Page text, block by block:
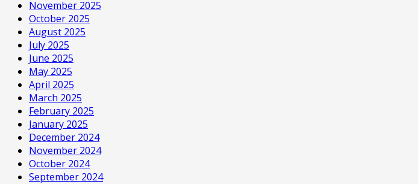
November 2025
October 2025
August 2025
July 2025
June 2025
May 2025
April 2025
March 2025
February 2025
January 2025
December 2024
November 2024
October 2024
September 2024